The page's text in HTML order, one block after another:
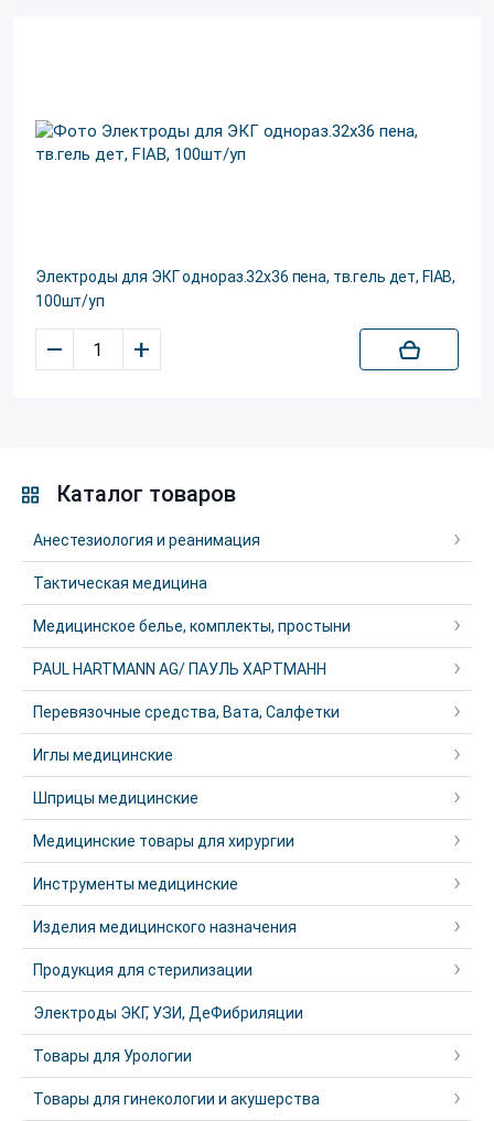
Электроды для ЭКГ однораз.32х36 пена, тв.гель дет, FIAB,
100шт/уп
– +
Каталог товаров
Анестезиология и реанимация
Тактическая медицина
Медицинское белье, комплекты, простыни
PAUL HARTMANN AG/ ПАУЛЬ ХАРТМАНН
Перевязочные средства, Вата, Салфетки
Иглы медицинские
Шприцы медицинские
Медицинские товары для хирургии
Инструменты медицинские
Изделия медицинского назначения
Продукция для стерилизации
Электроды ЭКГ, УЗИ, ДеФибриляции
Товары для Урологии
Товары для гинекологии и акушерства